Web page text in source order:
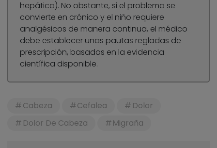
hepática). No obstante, si el problema se
convierte en crónico y el niño requiere
analgésicos de manera continua, el médico
debe establecer unas pautas regladas de
prescripción, basadas en la evidencia
científica disponible.
Cabeza Cefalea
Dolor
Dolor De Cabeza
Migraña